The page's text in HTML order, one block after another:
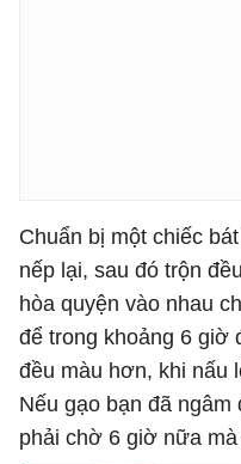
Chuẩn bị một chiếc
nếp lại, sau đó trộn
hòa quyện vào nhau
để trong khoảng 6 giờ
đều màu hơn, khi nấu
Nếu gạo bạn đã ngâm
phải chờ 6 giờ nữa